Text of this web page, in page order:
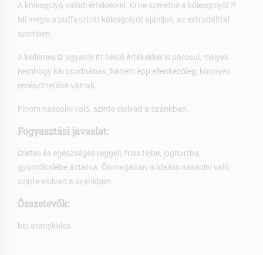
A kölesgolyó valódi értékekkel. Ki ne szeretné a kölesgolyót?!
Mi mégis a puffasztott kölesgolyót ajánljuk, az extrudálttal
szemben.
A kellemes íz ugyanis itt belső értékekkel is párosul, melyek
nemhogy károsodnának, hanem épp ellenkezőleg, könnyen
emészthetővé válnak.
Finom nassolni való, szinte elolvad a szánkban.
Fogyasztási javaslat:
Ízletes és egészséges reggeli, friss tejbe, joghurtba,
gyümölcslébe áztatva. Önmagában is ideális nassolni való,
szinte elolvad a szánkban.
Összetevők:
bio aranyköles